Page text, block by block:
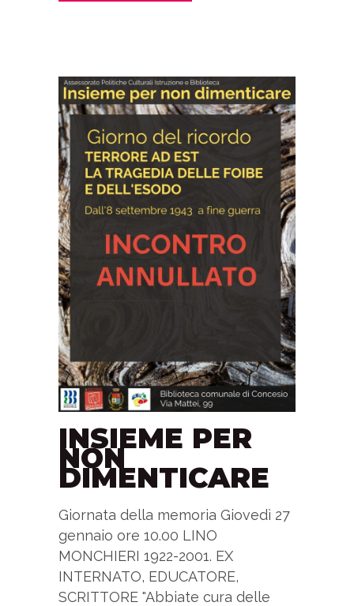
INSIEME PER
NON
DIMENTICARE
Giornata della memoria Giovedì 27
gennaio ore 10.00 LINO
MONCHIERI 1922-2001. EX
INTERNATO, EDUCATORE,
SCRITTORE "Abbiate cura delle